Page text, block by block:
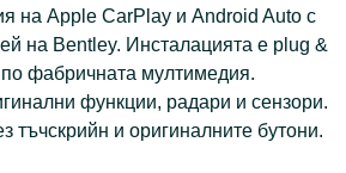
на Apple CarPlay и Android Auto с
на Bentley. Инсталацията е plug &
фабричната мултимедия.
функции, радари и сензори.
тъчскрийн и оригиналните бутони.